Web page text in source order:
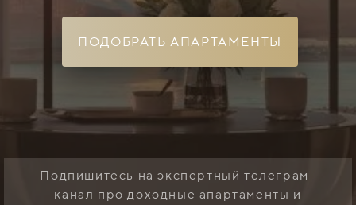
ПОДОБРАТЬ АПАРТАМЕНТЫ
Подпишитесь на экспертный телеграм-
канал про доходные апартаменты и